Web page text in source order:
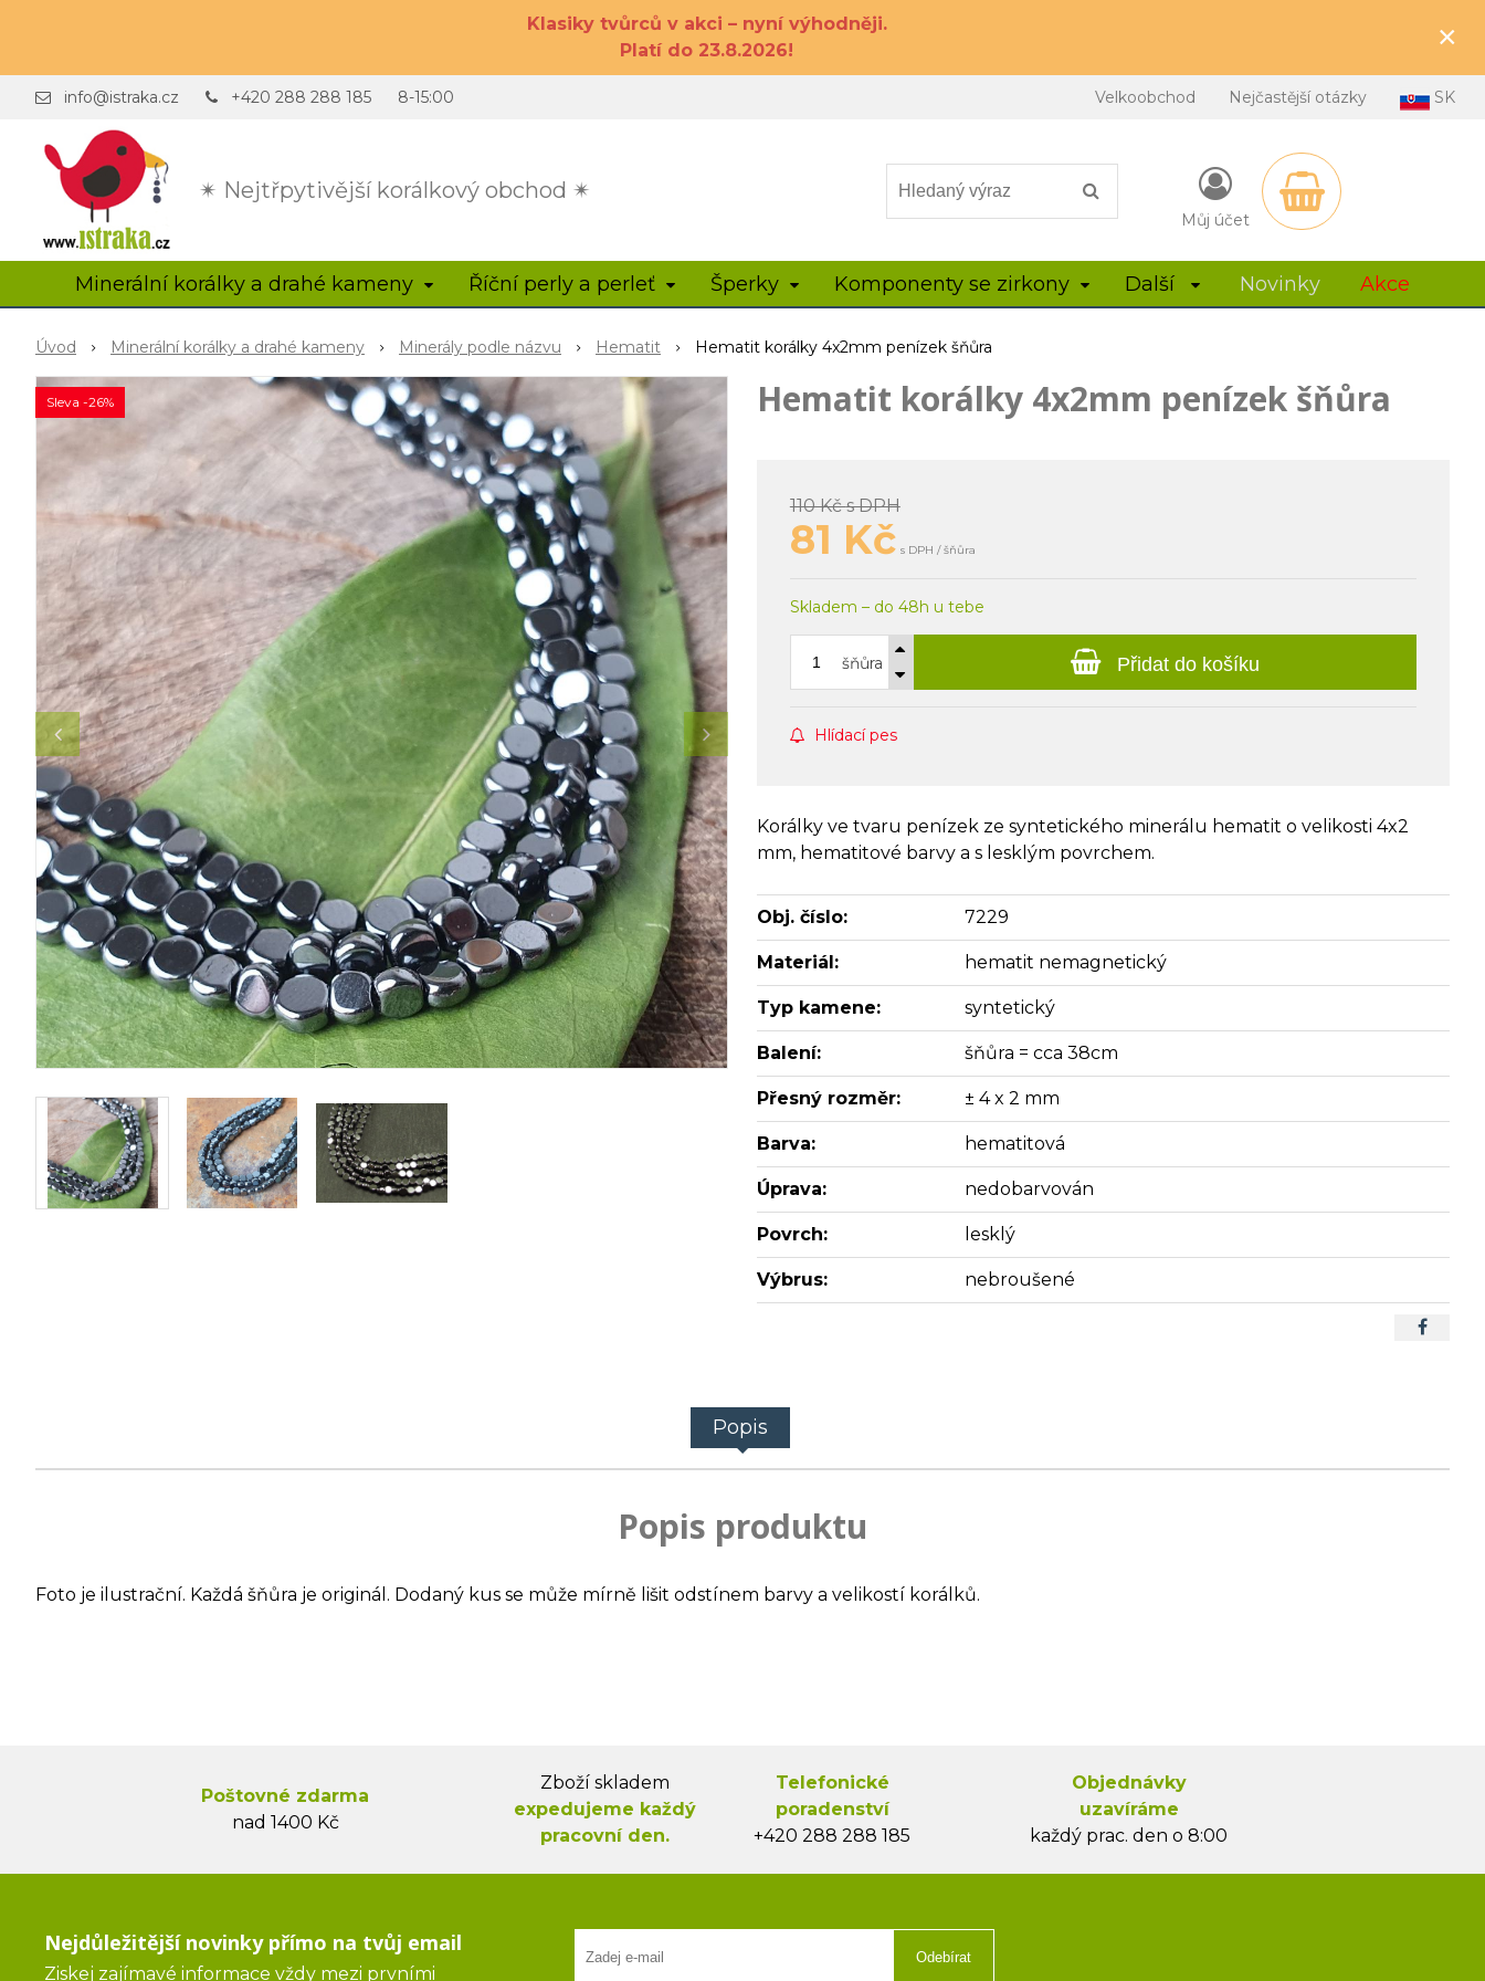
Klasiky tvůrců v akci – nyní výhodněji.
Platí do 23.8.2026!
×
✴ Nejtřpytivější korálkový obchod ✴
info@istraka.cz +420 288 288 185 8-15:00 Velkoobchod Nejčastější otázky SK
Můj účet
Minerální korálky a drahé kameny Říční perly a perleť Šperky Komponenty se zirkony Další Novinky Akce
Úvod Minerální korálky a drahé kameny Minerály podle názvu Hematit Hematit korálky 4x2mm penízek šňůra
Sleva -26% Hematit korálky 4x2mm penízek šňůra
110 Kčs DPH
81 Kč s DPH / šňůra
Skladem – do 48h u tebe
šňůra Přidat do košíku
Hlídací pes
Korálky ve tvaru penízek ze syntetického minerálu hematit o velikosti 4x2
mm, hematitové barvy a s lesklým povrchem.
Obj. číslo: 7229
Materiál: hematit nemagnetický
Typ kamene: syntetický
Balení: šňůra = cca 38cm
Přesný rozměr: ± 4 x 2 mm
Barva: hematitová
Úprava: nedobarvován
Povrch: lesklý
Výbrus: nebroušené
Popis
Popis produktu
Foto je ilustrační. Každá šňůra je originál. Dodaný kus se může mírně lišit odstínem barvy a velikostí korálků.
Poštovné zdarma
nad 1400 Kč
Zboží skladem
expedujeme každý
pracovní den.
Telefonické
poradenství
+420 288 288 185
Objednávky
uzavíráme
každý prac. den o 8:00
Nejdůležitější novinky přímo na tvůj email
Ziskej zajímavé informace vždy mezi prvními
Odebírat